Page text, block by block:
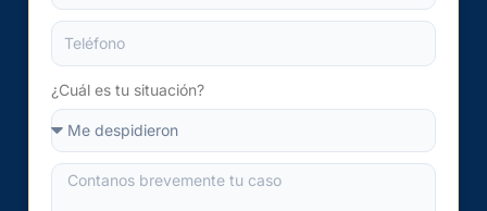
¿Cuál es tu situación?